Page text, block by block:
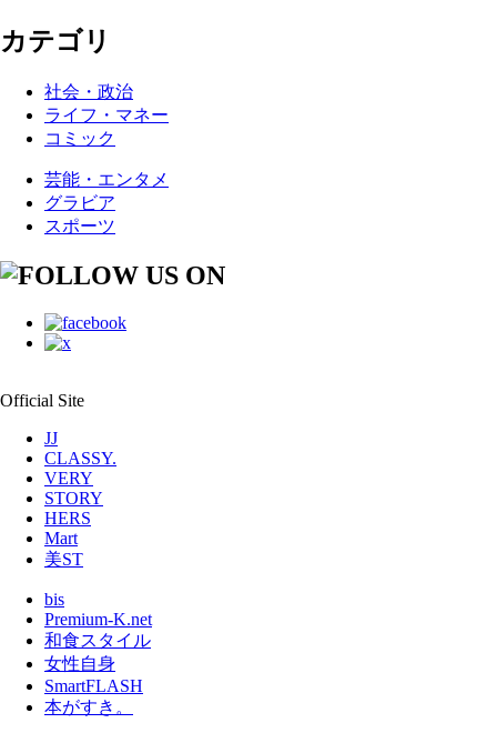
カテゴリ
社会・政治
ライフ・マネー
コミック
芸能・エンタメ
グラビア
スポーツ
Official Site
JJ
CLASSY.
VERY
STORY
HERS
Mart
美ST
bis
Premium-K.net
和食スタイル
女性自身
SmartFLASH
本がすき。